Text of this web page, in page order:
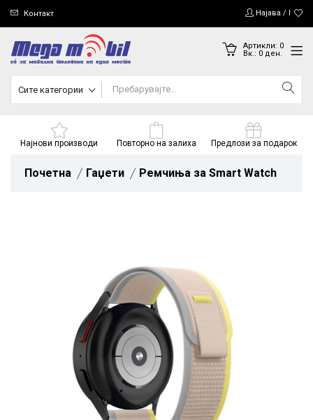
Контакт Најава /
Артикли: 0
Вк.: 0ден.
Сите категории
Најнови производи Повторно на залиха Предлози за подарок
Почетна Гаџети Ремчиња за Smart Watch